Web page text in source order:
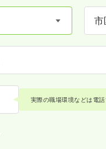
実際の職場環境などは電